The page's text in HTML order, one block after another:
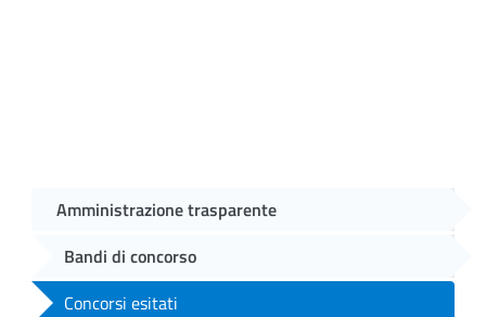
Amministrazione trasparente
Bandi di concorso
Concorsi esitati